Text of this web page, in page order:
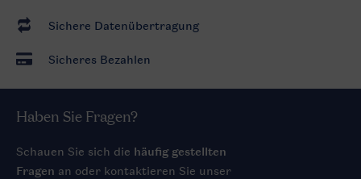
Sichere Datenübertragung
Sicheres Bezahlen
Haben Sie Fragen?
Schauen Sie sich die häufig gestellten
Fragen an oder kontaktieren Sie unser